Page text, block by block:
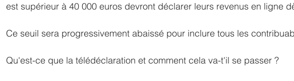
est supérieur à 40 000 euros devront déclarer leurs revenus en ligne
Ce seuil sera progressivement abaissé pour inclure tous les
Qu'est-ce que la télédéclaration et comment cela va-t'il se passer ?